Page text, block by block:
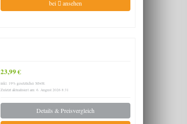
bei ansehen
23,99 €
inkl. 19% gesetzlicher MwSt.
Zuletzt aktualisiert am: 6. August 2026 8:31
Details & Preisvergleich